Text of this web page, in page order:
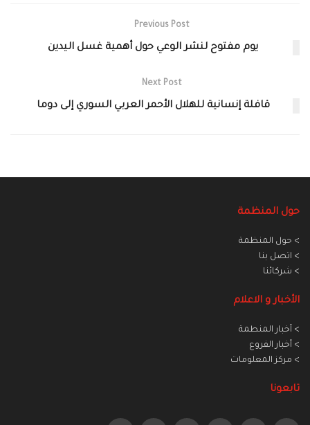
Previous Post
يوم مفتوح لنشر الوعي حول أهمية غسل اليدين
Next Post
قافلة إنسانية للهلال الأحمر العربي السوري إلى دوما
حول المنظمة
> حول المنظمة
> اتصل بنا
> شركائنا
الأخبار و الاعلام
> أخبار المنطمة
> أخبار الفروع
> مركز المعلومات
تابعونا